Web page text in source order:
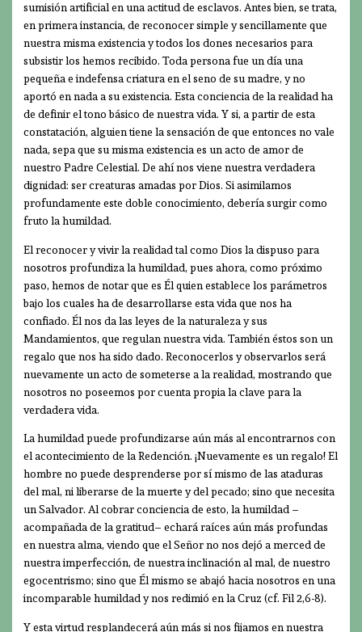
sumisión artificial en una actitud de esclavos. Antes bien, se trata,
en primera instancia, de reconocer simple y sencillamente que
nuestra misma existencia y todos los dones necesarios para
subsistir los hemos recibido. Toda persona fue un día una
pequeña e indefensa criatura en el seno de su madre, y no
aportó en nada a su existencia. Esta conciencia de la realidad ha
de definir el tono básico de nuestra vida. Y si, a partir de esta
constatación, alguien tiene la sensación de que entonces no vale
nada, sepa que su misma existencia es un acto de amor de
nuestro Padre Celestial. De ahí nos viene nuestra verdadera
dignidad: ser creaturas amadas por Dios. Si asimilamos
profundamente este doble conocimiento, debería surgir como
fruto la humildad.
El reconocer y vivir la realidad tal como Dios la dispuso para
nosotros profundiza la humildad, pues ahora, como próximo
paso, hemos de notar que es Él quien establece los parámetros
bajo los cuales ha de desarrollarse esta vida que nos ha
confiado. Él nos da las leyes de la naturaleza y sus
Mandamientos, que regulan nuestra vida. También éstos son un
regalo que nos ha sido dado. Reconocerlos y observarlos será
nuevamente un acto de someterse a la realidad, mostrando que
nosotros no poseemos por cuenta propia la clave para la
verdadera vida.
La humildad puede profundizarse aún más al encontrarnos con
el acontecimiento de la Redención. ¡Nuevamente es un regalo! El
hombre no puede desprenderse por sí mismo de las ataduras
del mal, ni liberarse de la muerte y del pecado; sino que necesita
un Salvador. Al cobrar conciencia de esto, la humildad –
acompañada de la gratitud– echará raíces aún más profundas
en nuestra alma, viendo que el Señor no nos dejó a merced de
nuestra imperfección, de nuestra inclinación al mal, de nuestro
egocentrismo; sino que Él mismo se abajó hacia nosotros en una
incomparable humildad y nos redimió en la Cruz (cf. Fil 2,6-8).
Y esta virtud resplandecerá aún más si nos fijamos en nuestra